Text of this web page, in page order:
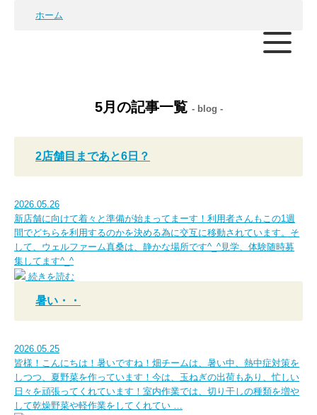
ホーム
5月の記事一覧 - blog -
2店舗目まであと6日？
2026.05.26
新店舗に向けて着々と準備が始まってまーす！利用者さんもこの1週
間でどちらを利用するのかを決める為に交互に移動されています。そ
して、ウェルファーム真桑は、静かな場所です^_^見学、体験随時募
集してます^_^
続きを読む
暑い・・
2026.05.25
皆様！こんにちは！暑いですね！畑チームは、暑い中、熱中症対策を
しつつ、夏野菜を作っています！今は、玉ねぎの出荷もあり、忙しい
日々を頑張ってくれています！室内作業では、切り干しの種類を増や
して乾燥野菜や軽作業をしてくれてい …